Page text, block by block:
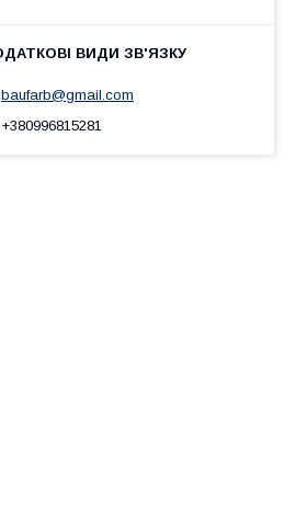
baufarb@gmail.com
+380996815281